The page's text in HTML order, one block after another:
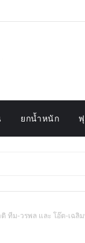
ยกน้ำหนัก
ทีม-วรพล และ โอ๊ต-เฉลิ